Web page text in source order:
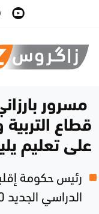
مسرور
قطاع
على تعليم
رئيس حكومة
الدراسي الجديد 2020 - 2021